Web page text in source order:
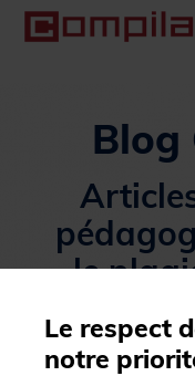
Blog
le
sur
Le respect
notre